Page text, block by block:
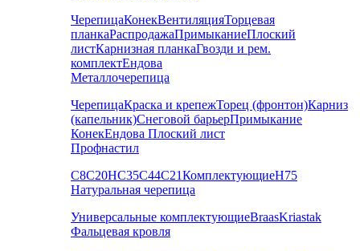
ЧерепицаКонекВентиляцияТорцевая
планкаРаспродажаПримыканиеПлоский
листКарнизная планкаГвозди и рем.
комплектЕндова
Металлочерепица
ЧерепицаКраска и крепежТорец (фронтон)Карниз
(капельник)Снеговой барьерПримыкание
КонекЕндова Плоский лист
Профнастил
С8С20НС35С44С21КомплектующиеН75
Натуральная черепица
Универсальные комплектующиеBraasKriastak
Фальцевая кровля